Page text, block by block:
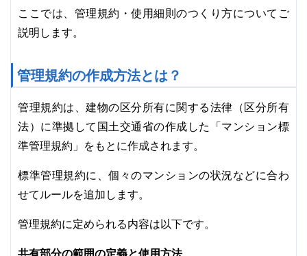
ここでは、管理規約・使用細則のつくり方についてご
説明します。
管理規約の作成方法とは？
管理規約は、建物の区分所有に関する法律（区分所有
法）に準拠して国土交通省の作成した「マンション標
準管理規約」をもとに作成されます。
標準管理規約に、個々のマンションの状況などに合わ
せてルールを追加します。
管理規約に定められる内容は以下です。